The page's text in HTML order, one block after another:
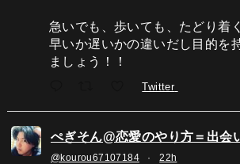
急いでも、歩いても、たどり着
早いか遅いかの違いだし目的を
ましょう！！
Twitter
ぺぎそん@恋愛のやり方＝出会
@kourou67107184 · 22h